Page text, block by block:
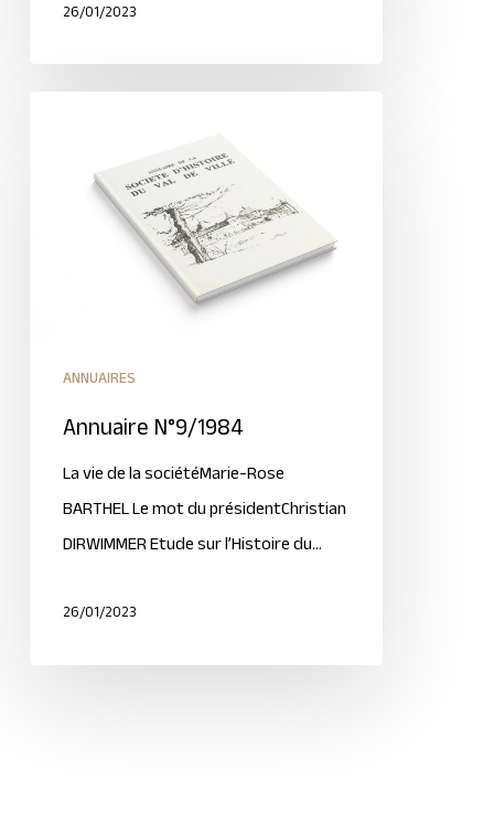
26/01/2023
ANNUAIRES
Annuaire N°9/1984
La vie de la sociétéMarie-Rose
BARTHEL Le mot du présidentChristian
DIRWIMMER Etude sur l’Histoire du…
26/01/2023